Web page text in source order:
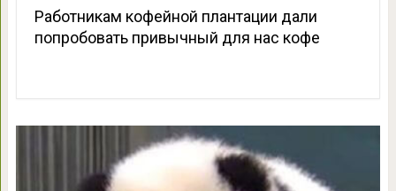
Работникам кофейной плантации дали
попробовать привычный для нас кофе